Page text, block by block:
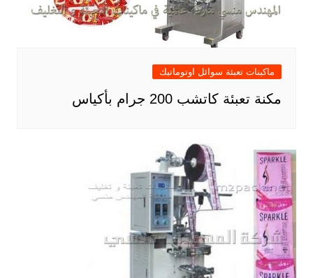
ماكينات تعبئة سوائل اوتوماتيك
مكنة تعبئة كاتشب 200 جرام بأكياس